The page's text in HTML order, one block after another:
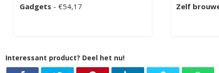
Gadgets - €54,17 Zelf
Interessant product? Deel het nu!